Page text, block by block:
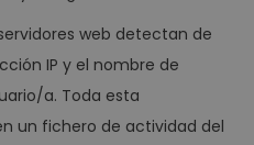
web detectan de
IP y el nombre de
a. Toda esta
un fichero de actividad del